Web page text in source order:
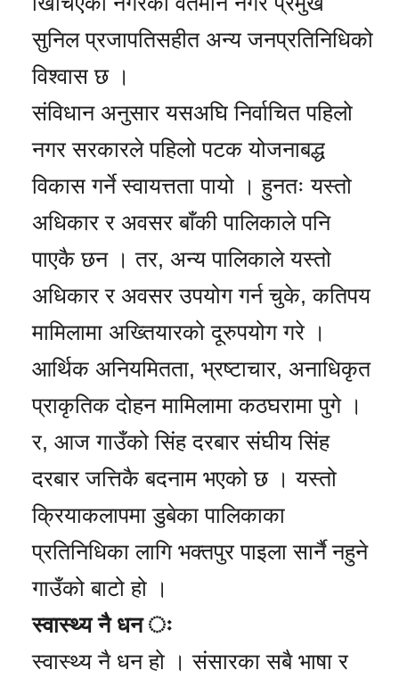
सुनिल प्रजापतिसहीत अन्य जनप्रतिनिधिको
विश्वास छ ।
संविधान अनुसार यसअघि निर्वाचित पहिलो
नगर सरकारले पहिलो पटक योजनाबद्ध
विकास गर्ने स्वायत्तता पायो । हुनतः यस्तो
अधिकार र अवसर बाँकी पालिकाले पनि
पाएकै छन । तर, अन्य पालिकाले यस्तो
अधिकार र अवसर उपयोग गर्न चुके, कतिपय
मामिलामा अख्तियारको दूरुपयोग गरे ।
आर्थिक अनियमितता, भ्रष्टाचार, अनाधिकृत
प्राकृतिक दोहन मामिलामा कठघरामा पुगे ।
र, आज गाउँको सिंह दरबार संघीय सिंह
दरबार जत्तिकै बदनाम भएको छ । यस्तो
क्रियाकलापमा डुबेका पालिकाका
प्रतिनिधिका लागि भक्तपुर पाइला सार्नै नहुने
गाउँको बाटो हो ।
स्वास्थ्य नै धन ः
स्वास्थ्य नै धन हो । संसारका सबै भाषा र